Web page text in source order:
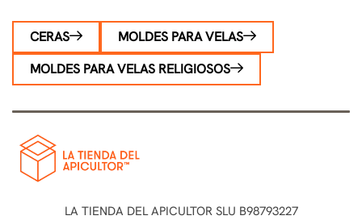
CERAS
MOLDES PARA VELAS
MOLDES PARA VELAS RELIGIOSOS
LA TIENDA DEL APICULTOR SLU B98793227